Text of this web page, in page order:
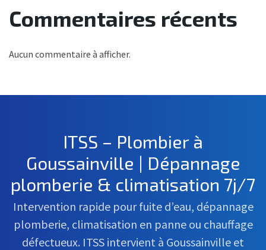
Commentaires récents
Aucun commentaire à afficher.
ITSS – Plombier à
Goussainville | Dépannage
plomberie & climatisation 7j/7
Intervention rapide pour fuite d’eau, dépannage
plomberie, climatisation en panne ou chauffage
défectueux. ITSS intervient à Goussainville et